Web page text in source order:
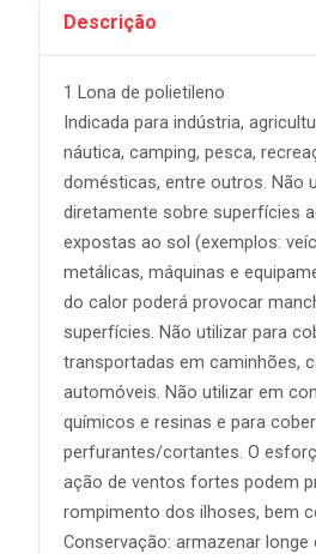
Descrição
1 Lona de polietileno
Indicada para indústria,
náutica, camping, pesca,
domésticas, entre outros. Não
diretamente sobre superfícies
expostas ao sol (exemplos:
metálicas, máquinas e
do calor poderá provocar
superfícies. Não utilizar para
transportadas em caminhões,
automóveis. Não utilizar em
químicos e resinas e para
perfurantes/cortantes. O
ação de ventos fortes podem
rompimento dos ilhoses, bem
Conservação: armazenar